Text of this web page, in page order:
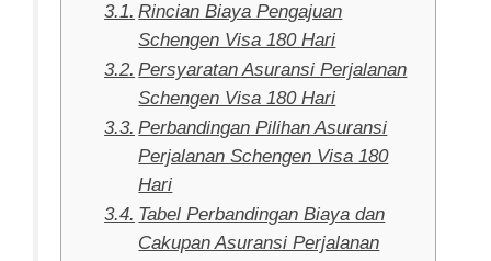
Rincian Biaya Pengajuan
Schengen Visa 180 Hari
Persyaratan Asuransi Perjalanan
Schengen Visa 180 Hari
Perbandingan Pilihan Asuransi
Perjalanan Schengen Visa 180
Hari
Tabel Perbandingan Biaya dan
Cakupan Asuransi Perjalanan